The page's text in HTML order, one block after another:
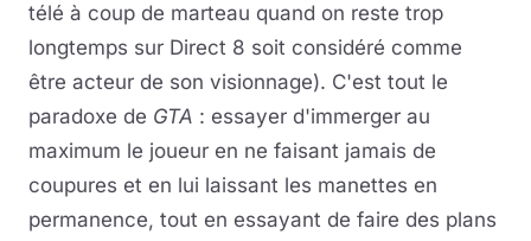
télé à coup de marteau quand on reste trop
longtemps sur Direct 8 soit considéré comme
être acteur de son visionnage). C'est tout le
paradoxe de GTA : essayer d'immerger au
maximum le joueur en ne faisant jamais de
coupures et en lui laissant les manettes en
permanence, tout en essayant de faire des plans